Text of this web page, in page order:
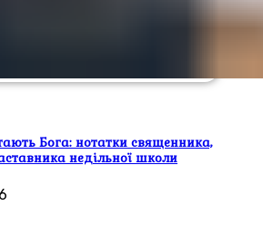
Бога: нотатки священника,
недільної школи